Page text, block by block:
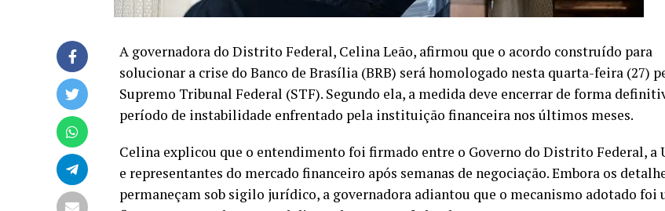
A governadora do Distrito Federal, Celina Leão, afirmou que o acordo construído para
solucionar a crise do Banco de Brasília (BRB) será homologado nesta quarta-feira (27)
Supremo Tribunal Federal (STF). Segundo ela, a medida deve encerrar de forma
período de instabilidade enfrentado pela instituição financeira nos últimos meses.
Celina explicou que o entendimento foi firmado entre o Governo do Distrito Federal, a
e representantes do mercado financeiro após semanas de negociação. Embora os
permaneçam sob sigilo jurídico, a governadora adiantou que o mecanismo adotado foi